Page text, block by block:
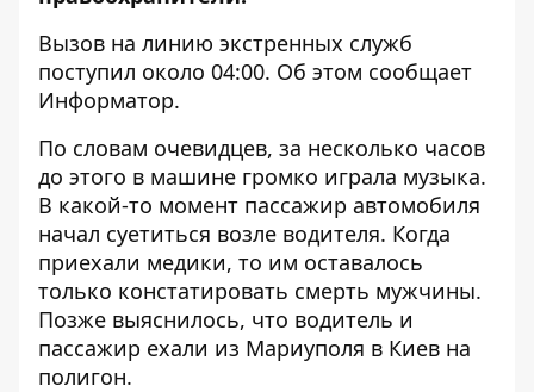
Вызов на линию экстренных служб
поступил около 04:00. Об этом сообщает
Информатор.
По словам очевидцев, за несколько часов
до этого в машине громко играла музыка.
В какой-то момент пассажир автомобиля
начал суетиться возле водителя. Когда
приехали медики, то им оставалось
только констатировать смерть мужчины.
Позже выяснилось, что водитель и
пассажир ехали из Мариуполя в Киев на
полигон.